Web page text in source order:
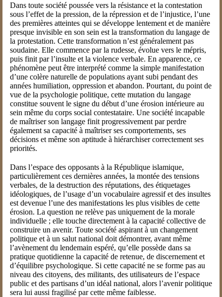
Dans toute société poussée vers la résistance et la contestation
sous l’effet de la pression, de la répression et de l’injustice, l’une
des premières atteintes qui se développe lentement et de manière
presque invisible en son sein est la transformation du langage de
la protestation. Cette transformation n’est généralement pas
soudaine. Elle commence par la rudesse, évolue vers le mépris,
puis finit par l’insulte et la violence verbale. En apparence, ce
phénomène peut être interprété comme la simple manifestation
d’une colère naturelle de populations ayant subi pendant des
années humiliation, oppression et abandon. Pourtant, du point de
vue de la psychologie politique, cette mutation du langage
constitue souvent le signe du début d’une érosion intérieure au
sein même du corps social contestataire. Une société incapable
de maîtriser son langage finit progressivement par perdre
également sa capacité à maîtriser ses comportements, ses
décisions et même son aptitude à hiérarchiser correctement ses
priorités.
Dans l’espace des opposants à la République islamique,
particulièrement ces dernières années, la montée des tensions
verbales, de la destruction des réputations, des étiquetages
idéologiques, de l’usage d’un vocabulaire agressif et des insultes
est devenue l’une des manifestations les plus visibles de cette
érosion. La question ne relève pas uniquement de la morale
individuelle ; elle touche directement à la capacité collective de
construire un avenir. Toute société aspirant à un changement
politique et à un salut national doit démontrer, avant même
l’avènement du lendemain espéré, qu’elle possède dans sa
pratique quotidienne la capacité de retenue, de discernement et
d’équilibre psychologique. Si cette capacité ne se forme pas au
niveau des citoyens, des militants, des utilisateurs de l’espace
public et des partisans d’un idéal national, alors l’avenir politique
sera lui aussi fragilisé par cette même faiblesse.